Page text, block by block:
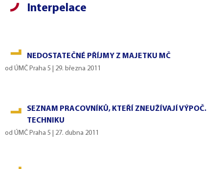
Interpelace
NEDOSTATEČNÉ PŘÍJMY Z MAJETKU MČ
od ÚMČ Praha 5 29. března 2011
SEZNAM PRACOVNÍKŮ, KTEŘÍ ZNEUŽÍVAJÍ VÝPOČ.
TECHNIKU
od ÚMČ Praha 5 27. dubna 2011